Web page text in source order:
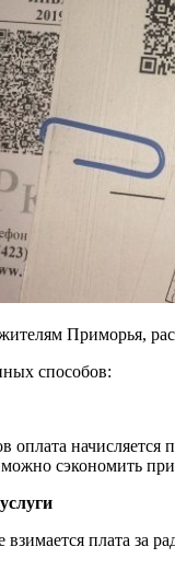
Приморья,
способов:
оплата
можно сэкономить
плата за